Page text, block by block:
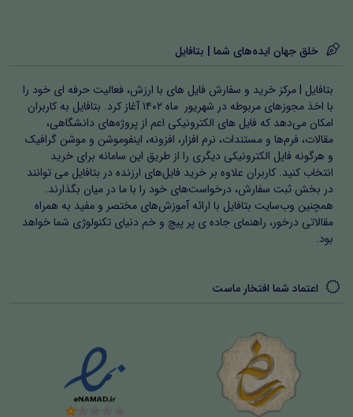
دارند با آمادگی بالا در آزمون‌های استخدامی حوزه مالی شرکت
خلق جهان ایده‌های شما | بتافایل
بتافایل | مرکز خرید و سفارش فایل های با ارزش، فعالیت حرفه ای خود را
با اخذ مجوزهای مربوطه در شهریور ماه ۱۴۰۲ آغاز کرد. بتافایل به کاربران
امکان می‌دهد که فایل های الکترونیکی اعم از پروژه‌های دانشگاهی،
مقالات، فرم‌ها و مستندات، نرم افزار، افزونه، اینفوموشن و موشن گرافیک
و هرگونه فایل الکترونیکی دیگری را از طریق این سامانه برای خرید
انتخاب کنید. کاربران علاوه بر خرید فایل‌های ارزنده در بتافایل می توانند
در بخش ثبت سفارش، درخواست‌های خود را با ما در میان بگذارند.
همچنین وب‌سایت بتافایل با ارائه آموزش‌های مختصر و مفید به همراه
مقالاتی درخور، راهنمای جاده ی پر پیچ و خم دنیای تکنولوژی شما خواهد
بود.
اعتماد شما افتخار ماست